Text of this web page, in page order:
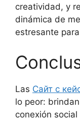
creatividad, y
dinámica de
estresante
Las Сайт с
lo peor:
conexión